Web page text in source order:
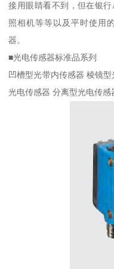
接用眼睛看不到，但在银行
照相机等等以及平时使用
器。
■光电传感器标准品系列
凹槽型光带内传感器 棱镜
光电传感器 分离型光电传